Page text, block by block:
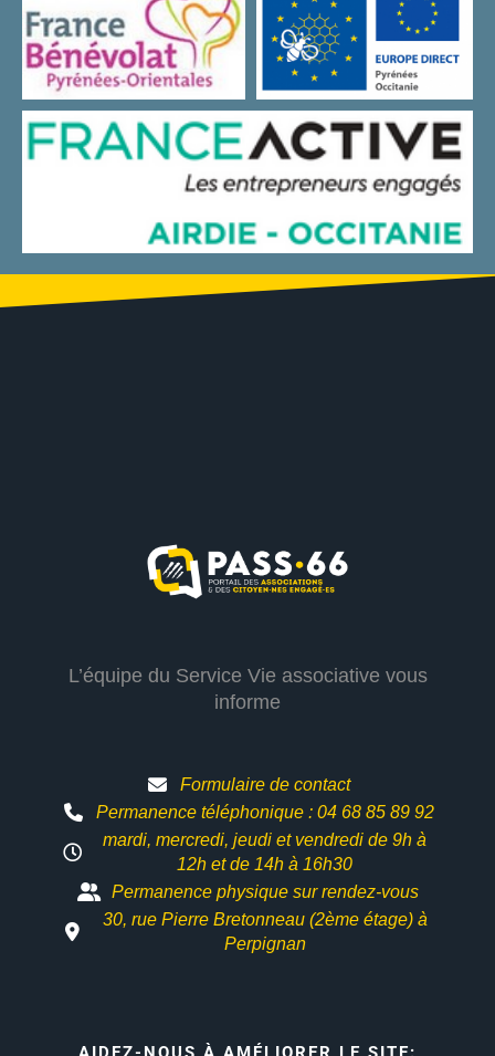
L’équipe du Service Vie associative vous
informe
Formulaire de contact
Permanence téléphonique : 04 68 85 89 92
mardi, mercredi, jeudi et vendredi de 9h à
12h etde 14h à 16h30
Permanence physique sur rendez-vous
30, rue Pierre Bretonneau (2ème étage) à
Perpignan